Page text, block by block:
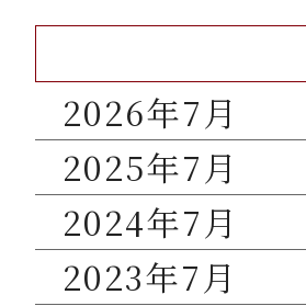
2026年7月
2025年7月
2024年7月
2023年7月